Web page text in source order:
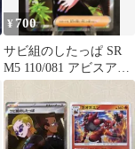
¥ 700
サビ組のしたっぱ SR
M5 110/081 アビスアイ
ポケカ